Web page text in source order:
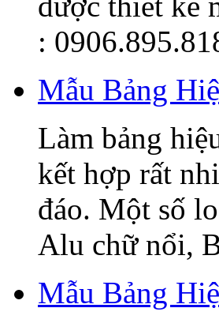
:
Mẫu Bảng
Làm bảng
kết hợp rất
đáo. Một số
Alu chữ nổi,
Mẫu Bảng